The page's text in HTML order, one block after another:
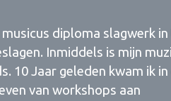
diploma slagwerk
Inmiddels is mijn
10 Jaar geleden kwam ik in
van workshops aan